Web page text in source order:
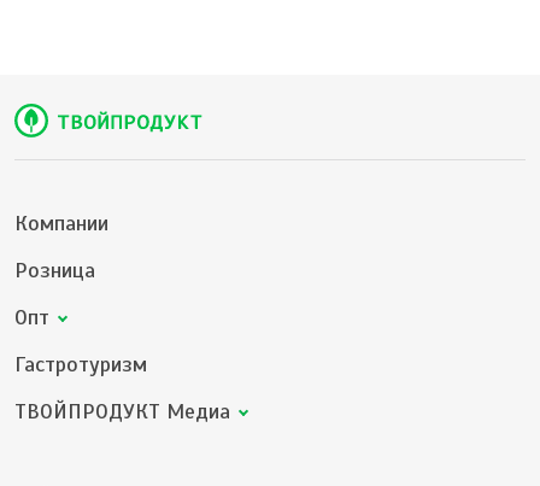
Компании
Розница
Опт
Гастротуризм
ТВОЙПРОДУКТ Медиа